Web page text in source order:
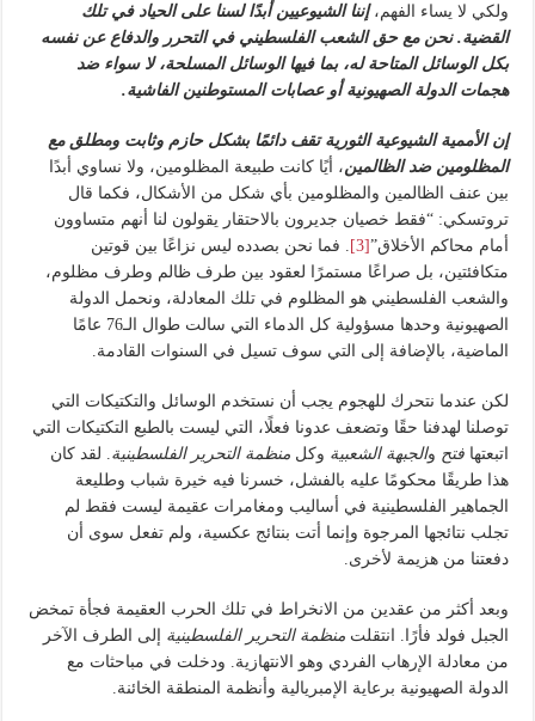
ولكي لا يساء الفهم،إننا الشيوعيين أبدًا لسنا على الحياد في تلك
القضية. نحن مع حق الشعب الفلسطيني في التحرر والدفاع عن نفسه
بكل الوسائل المتاحة له، بما فيها الوسائل المسلحة، لا سواء ضد
هجمات الدولة الصهيونية أو عصابات المستوطنين الفاشية.
إن الأممية الشيوعية الثورية تقف دائمًا بشكل حازم وثابت ومطلق مع
المظلومين ضد الظالمين، أيًا كانت طبيعة المظلومين، ولا نساوي أبدًا
بين عنف الظالمين والمظلومين بأي شكل من الأشكال، فكما قال
تروتسكي: “فقط خصيان جديرون بالاحتقار يقولون لنا أنهم متساوون
أمام محاكم الأخلاق”[3]
. فما نحن بصدده ليس نزاعًا بين قوتين
متكافئتين، بل صراعًا مستمرًا لعقود بين طرف ظالم وطرف مظلوم،
والشعب الفلسطيني هو المظلوم في تلك المعادلة، ونحمل الدولة
الصهيونية وحدها مسؤولية كل الدماء التي سالت طوال الـ76 عامًا
الماضية، بالإضافة إلى التي سوف تسيل في السنوات القادمة.
لكن عندما نتحرك للهجوم يجب أن نستخدم الوسائل والتكتيكات التي
توصلنا لهدفنا حقًا وتضعف عدونا فعلًا، التي ليست بالطبع التكتيكات التي
اتبعتهافتح والجبهة الشعبية وكلمنظمة التحرير الفلسطينية . لقد كان
هذا طريقًا محكومًا عليه بالفشل، خسرنا فيه خيرة شباب وطليعة
الجماهير الفلسطينية في أساليب ومغامرات عقيمة ليست فقط لم
تجلب نتائجها المرجوة وإنما أتت بنتائج عكسية، ولم تفعل سوى أن
دفعتنا من هزيمة لأخرى.
وبعد أكثر من عقدين من الانخراط في تلك الحرب العقيمة فجأة تمخض
الجبل فولد فأرًا. انتقلتمنظمة التحرير الفلسطينية إلى الطرف الآخر
من معادلة الإرهاب الفردي وهو الانتهازية. ودخلت في مباحثات مع
الدولة الصهيونية برعاية الإمبريالية وأنظمة المنطقة الخائنة.